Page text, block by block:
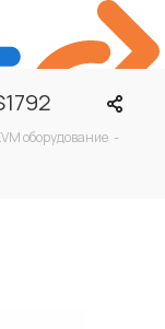
оборудование -